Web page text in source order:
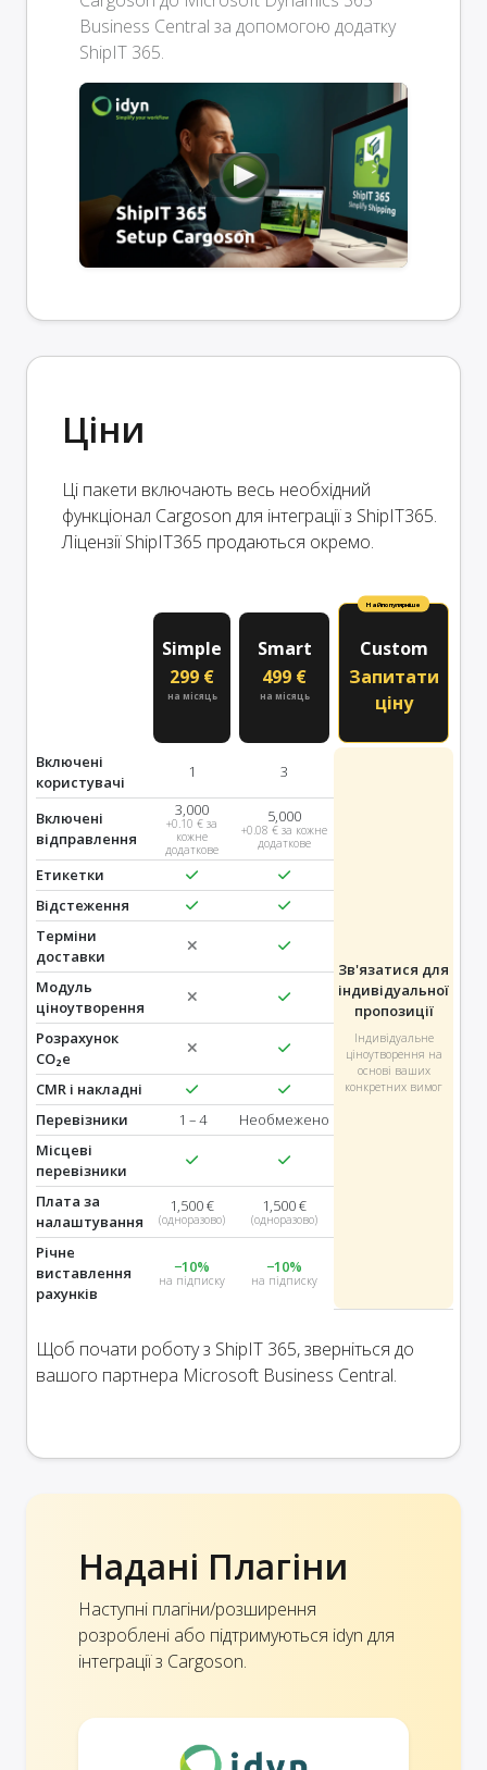
Business Central за допомогою додатку
ShipIT 365.
Ціни
Ці пакети включають весь необхідний
функціонал Cargoson для інтеграції з ShipIT365.
Ліцензії ShipIT365 продаються окремо.
Simple
299 €
на місяць
Smart
499 €
на місяць
Найпопулярніше
Custom
Запитати
ціну
Включені
користувачі
1 3
Зв'язатися для
індивідуальної
пропозиції
Індивідуальне
ціноутворення на
основі ваших
конкретних вимог
Включені
відправлення
3,000
+0.10 € за
кожне
додаткове
5,000
+0.08 € за кожне
додаткове
Етикетки
Відстеження
Терміни
доставки
Модуль
ціноутворення
Розрахунок
CO₂e
CMR і накладні
Перевізники
1 – 4
Необмежено
Місцеві
перевізники
Плата за
налаштування
1,500 €
(одноразово)
1,500 €
(одноразово)
Річне
виставлення
рахунків
−10%
на підписку
−10%
на підписку
Щоб почати роботу з ShipIT 365, зверніться до
вашого партнера Microsoft Business Central.
Надані Плагіни
Наступні плагіни/розширення
розроблені або підтримуються idyn для
інтеграції з Cargoson.